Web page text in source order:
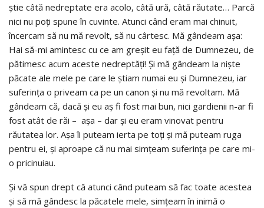
știe câtă nedreptate era acolo, câtă ură, câtă răutate… Parcă
nici nu poți spune în cuvinte. Atunci când eram mai chinuit,
încercam să nu mă revolt, să nu cârtesc. Mă gândeam așa:
Hai să-mi amintesc cu ce am greșit eu față de Dumnezeu, de
pătimesc acum aceste nedreptăți! Și mă gândeam la niște
păcate ale mele pe care le știam numai eu și Dumnezeu, iar
suferința o priveam ca pe un canon și nu mă revoltam. Mă
gândeam că, dacă și eu aș fi fost mai bun, nici gardienii n-ar fi
fost atât de răi – așa – dar și eu eram vinovat pentru
răutatea lor. Așa îi puteam ierta pe toți și mă puteam ruga
pentru ei, și aproape că nu mai simțeam suferința pe care mi-
o pricinuiau.
Și vă spun drept că atunci când puteam să fac toate acestea
și să mă gândesc la păcatele mele, simțeam în inimă o